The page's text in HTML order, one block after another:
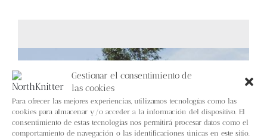
Gestionar el consentimiento de
las cookies
Para ofrecer las mejores experiencias, utilizamos tecnologías como las
cookies para almacenar y/o acceder a la información del dispositivo. El
consentimiento de estas tecnologías nos permitirá procesar datos como el
comportamiento de navegación o las identificaciones únicas en este sitio.
Videos
Contacto